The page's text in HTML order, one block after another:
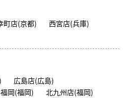
町店(京都)
西宮店(兵庫)
広島店(広島)
福岡(福岡)
北九州店(福岡)